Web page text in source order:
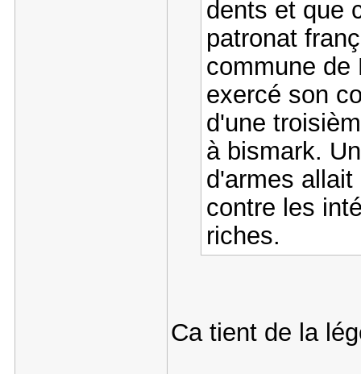
dents et que
patronat
commune de
exercé son
d'une
à bismark.
d'armes
contre les
riches.
Ca tient de la